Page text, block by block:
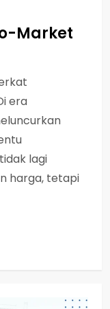
Market
era
lagi
harga, tetapi